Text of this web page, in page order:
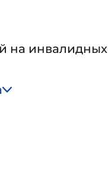
на инвалидных